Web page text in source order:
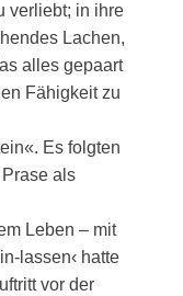
verliebt; in ihre
Lachen,
alles gepaart
Fähigkeit zu
Es folgten
als
Leben – mit
lassen‹ hatte
vor der